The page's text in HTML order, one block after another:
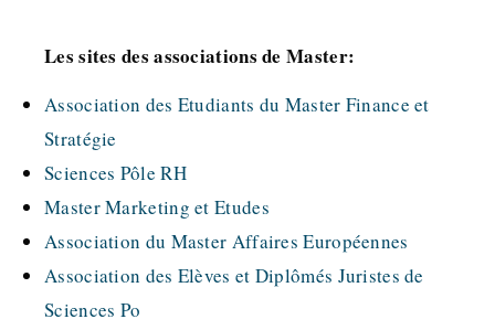
Les sites des associations de Master:
Association des Etudiants du Master Finance et
Stratégie
Sciences Pôle RH
Master Marketing et Etudes
Association du Master Affaires Européennes
Association des Elèves et Diplômés Juristes de
Sciences Po